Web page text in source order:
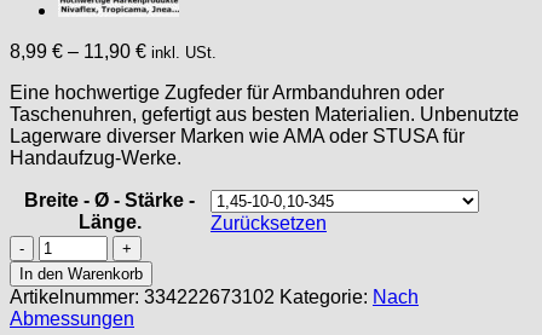
8,99 € – 11,90 € inkl. USt.
Eine hochwertige Zugfeder für Armbanduhren oder
Taschenuhren, gefertigt aus besten Materialien. Unbenutzte
Lagerware diverser Marken wie AMA oder STUSA für
Handaufzug-Werke.
Breite - Ø - Stärke -
Länge.
Zurücksetzen
ZUGFEDER
AUFZUGFEDER
für
Armbanduhren
In den Warenkorb
Artikelnummer: 334222673102 Kategorie: Nach
Abmessungen